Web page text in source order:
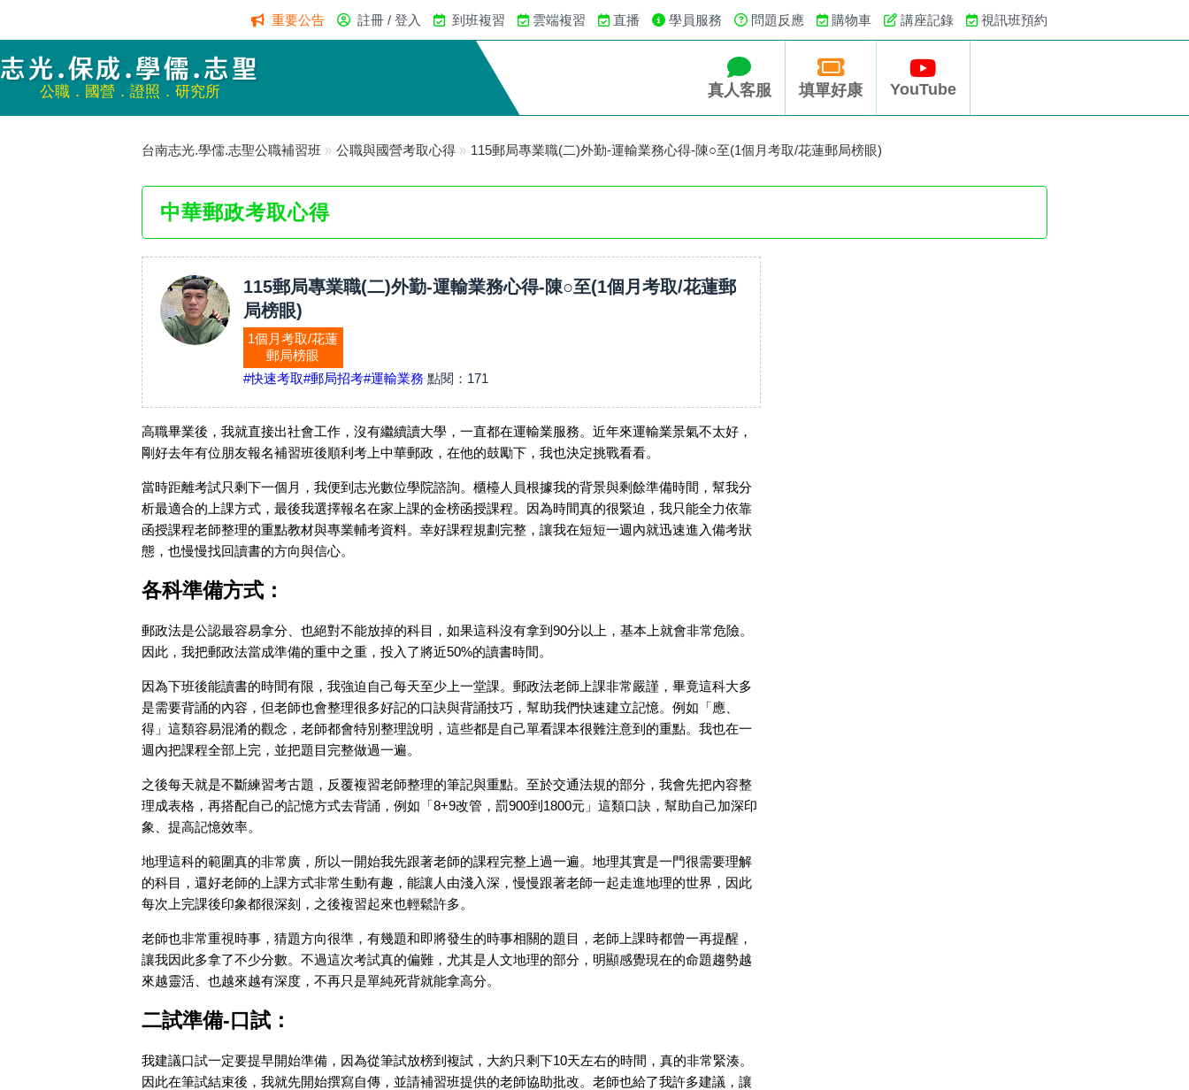
重要公告 註冊 / 登入 到班複習 雲端複習 直播 學員服務 問題反應 購物車 講座記錄 視訊班預約
志光.保成.學儒.志聖
公職．國營．證照．研究所 真人客服 填單好康 YouTube
台南志光.學儒.志聖公職補習班 » 公職與國營考取心得 » 115郵局專業職(二)外勤-運輸業務心得-陳○至(1個月考取/花蓮郵局榜眼)
中華郵政考取心得
115郵局專業職(二)外勤-運輸業務心得-陳○至(1個月考取/花蓮郵
局榜眼)
1個月考取/花蓮
郵局榜眼
#快速考取#郵局招考#運輸業務 點閱： 171
高職畢業後，我就直接出社會工作，沒有繼續讀大學，一直都在運輸業服務。近年來運輸業景氣不太好，
剛好去年有位朋友報名補習班後順利考上中華郵政，在他的鼓勵下，我也決定挑戰看看。
當時距離考試只剩下一個月，我便到志光數位學院諮詢。櫃檯人員根據我的背景與剩餘準備時間，幫我分
析最適合的上課方式，最後我選擇報名在家上課的金榜函授課程。因為時間真的很緊迫，我只能全力依靠
函授課程老師整理的重點教材與專業輔考資料。幸好課程規劃完整，讓我在短短一週內就迅速進入備考狀
態，也慢慢找回讀書的方向與信心。
各科準備方式：
郵政法是公認最容易拿分、也絕對不能放掉的科目，如果這科沒有拿到90分以上，基本上就會非常危險。
因此，我把郵政法當成準備的重中之重，投入了將近50%的讀書時間。
因為下班後能讀書的時間有限，我強迫自己每天至少上一堂課。郵政法老師上課非常嚴謹，畢竟這科大多
是需要背誦的內容，但老師也會整理很多好記的口訣與背誦技巧，幫助我們快速建立記憶。例如「應、
得」這類容易混淆的觀念，老師都會特別整理說明，這些都是自己單看課本很難注意到的重點。我也在一
週內把課程全部上完，並把題目完整做過一遍。
之後每天就是不斷練習考古題，反覆複習老師整理的筆記與重點。至於交通法規的部分，我會先把內容整
理成表格，再搭配自己的記憶方式去背誦，例如「8+9改管，罰900到1800元」這類口訣，幫助自己加深印
象、提高記憶效率。
地理這科的範圍真的非常廣，所以一開始我先跟著老師的課程完整上過一遍。地理其實是一門很需要理解
的科目，還好老師的上課方式非常生動有趣，能讓人由淺入深，慢慢跟著老師一起走進地理的世界，因此
每次上完課後印象都很深刻，之後複習起來也輕鬆許多。
老師也非常重視時事，猜題方向很準，有幾題和即將發生的時事相關的題目，老師上課時都曾一再提醒，
讓我因此多拿了不少分數。不過這次考試真的偏難，尤其是人文地理的部分，明顯感覺現在的命題趨勢越
來越靈活、也越來越有深度，不再只是單純死背就能拿高分。
二試準備-口試：
我建議口試一定要提早開始準備，因為從筆試放榜到複試，大約只剩下10天左右的時間，真的非常緊湊。
因此在筆試結束後，我就先開始撰寫自傳，並請補習班提供的老師協助批改。老師也給了我許多建議，讓